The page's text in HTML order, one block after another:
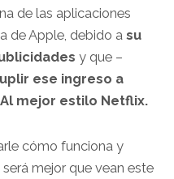
de las aplicaciones
de Apple, debido asu
y que –
ese ingreso a
mejor estilo Netflix.
cómo funciona y
mejor que vean este